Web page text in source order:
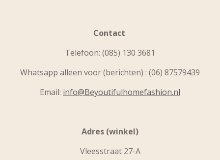
Contact
Telefoon: (085) 130 3681
Whatsapp alleen voor (berichten) : (06) 87579439
Email: info@Beyoutifulhomefashion.nl
Adres (winkel)
Vleesstraat 27-A